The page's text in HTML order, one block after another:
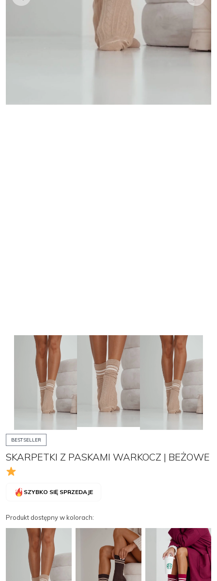
OBSERWUJ
Zamknij
MANTELLE
BESTSELLER
SKARPETKI Z PASKAMI WARKOCZ | BEŻOWE
SZYBKO SIĘ SPRZEDAJE
Produkt dostępny w kolorach: